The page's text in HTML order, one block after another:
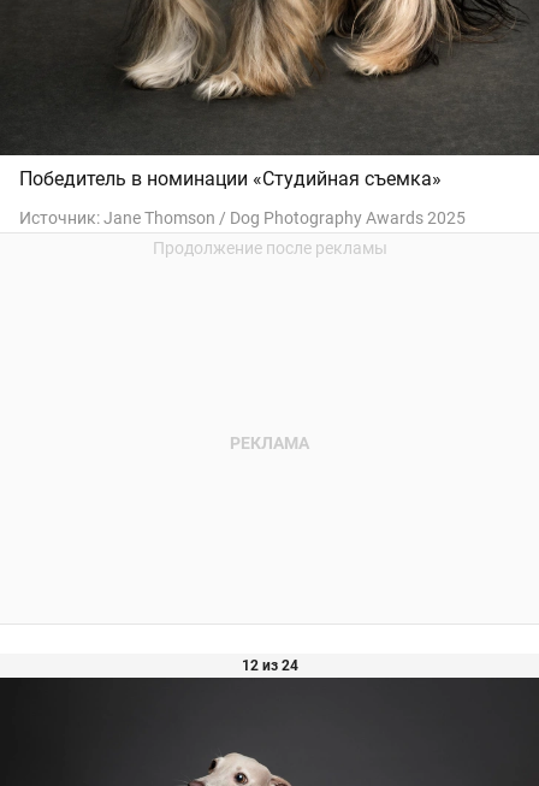
Победитель в номинации «Студийная съемка»
Источник:Jane Thomson / Dog Photography Awards 2025
12 из 24